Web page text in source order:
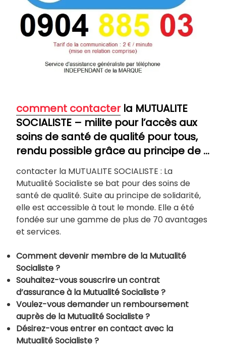
comment contacterla MUTUALITE
SOCIALISTE – milite pour l’accès aux
soins de santé de qualité pour tous,
rendu possible grâce au principe de …
contacter la MUTUALITE SOCIALISTE : La
Mutualité Socialiste se bat pour des soins de
santé de qualité. Suite au principe de solidarité,
elle est accessible à tout le monde. Elle a été
fondée sur une gamme de plus de 70 avantages
et services.
Comment devenir membre de la Mutualité
Socialiste ?
Souhaitez-vous souscrire un contrat
d’assurance à la Mutualité Socialiste ?
Voulez-vous demander un remboursement
auprès de la Mutualité Socialiste ?
Désirez-vous entrer en contact avec la
Mutualité Socialiste ?